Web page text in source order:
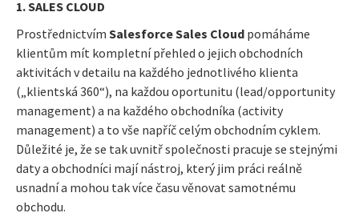
1. SALES CLOUD
Prostřednictvím Salesforce Sales Cloud pomáháme
klientům mít kompletní přehled o jejich obchodních
aktivitách v detailu na každého jednotlivého klienta
(„klientská 360“), na každou oportunitu (lead/opportunity
management) a na každého obchodníka (activity
management) a to vše napříč celým obchodním cyklem.
Důležité je, že se tak uvnitř společnosti pracuje se stejnými
daty a obchodníci mají nástroj, který jim práci reálně
usnadní a mohou tak více času věnovat samotnému
obchodu.